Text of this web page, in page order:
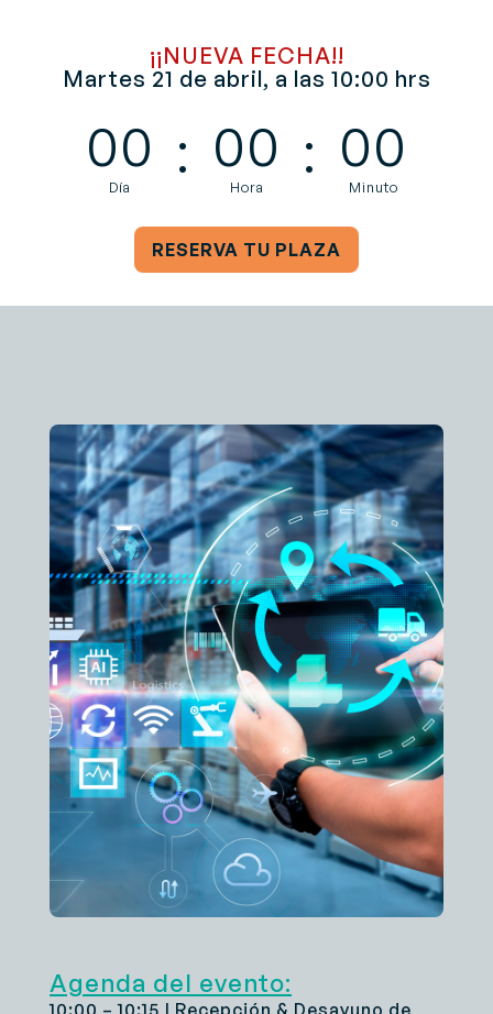
¡¡NUEVA FECHA!!
Martes 21 de abril, a las 10:00 hrs
00
Día
: 00
Hora
: 00
Minuto
RESERVA TU PLAZA
Agenda del evento:
10:00 – 10:15 | Recepción & Desayuno de